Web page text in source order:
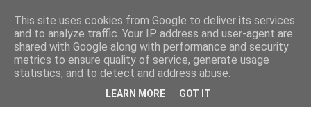
This site uses cookies from Google to deliver its services
and to analyze traffic. Your IP address and user-agent are
shared with Google along with performance and security
metrics to ensure quality of service, generate usage
statistics, and to detect and address abuse.
LEARN MORE GOT IT